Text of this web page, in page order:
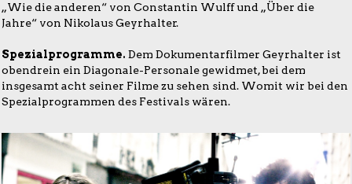
„Wie die anderen“ von Constantin Wulff und „Über die
Jahre“ von Nikolaus Geyrhalter.
Spezialprogramme. Dem Dokumentarfilmer Geyrhalter ist
obendrein ein Diagonale-Personale gewidmet, bei dem
insgesamt acht seiner Filme zu sehen sind. Womit wir bei den
Spezialprogrammen des Festivals wären.